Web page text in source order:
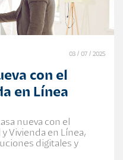
03 / 07 / 2025
con el
en Línea
nueva con el
Vivienda en Línea,
digitales y